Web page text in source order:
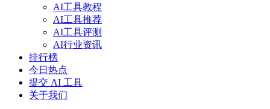
AI工具教程
AI工具推荐
AI工具评测
AI行业资讯
排行榜
今日热点
提交 AI 工具
关于我们